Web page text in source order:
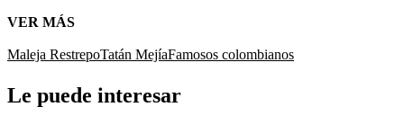
VER MÁS
Maleja RestrepoTatán MejíaFamosos colombianos
Le puede interesar